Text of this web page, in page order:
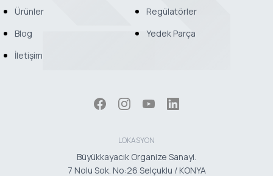
Ürünler
Blog
İletişim
Regülatörler
Yedek Parça
LOKASYON
Büyükkayacık Organize Sanayi.
7 Nolu Sok. No:26 Selçuklu / KONYA